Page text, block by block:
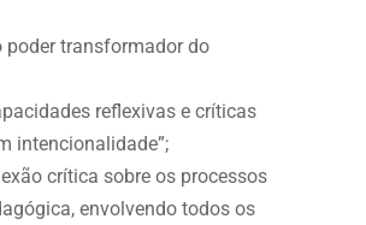
poder transformador do
reflexivas e críticas
intencionalidade”;
crítica sobre os processos
envolvendo todos os